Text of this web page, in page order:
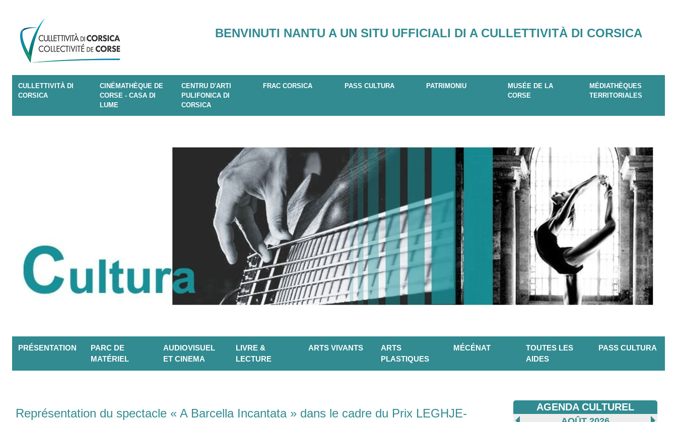
BENVINUTI NANTU A UN SITU UFFICIALI DI A CULLETTIVITÀ DI CORSICA
CULLETTIVITÀ DI
CORSICA
CINÉMATHÈQUE DE
CORSE - CASA DI
LUME
CENTRU D'ARTI
PULIFONICA DI
CORSICA
FRAC CORSICA PASS CULTURA PATRIMONIU
MUSÉE DE LA
CORSE
MÉDIATHÈQUES
TERRITORIALES
PRÉSENTATION
PARC DE
MATÉRIEL
AUDIOVISUEL
ET CINEMA
LIVRE &
LECTURE
ARTS VIVANTS
ARTS
PLASTIQUES
MÉCÉNAT
TOUTES LES
AIDES
PASS CULTURA
Représentation du spectacle « A Barcella Incantata » dans le cadre du Prix LEGHJE-
AGENDA CULTUREL